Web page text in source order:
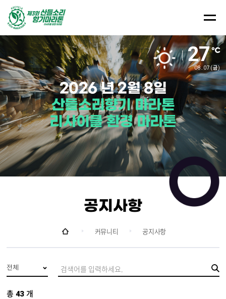
27
08.07(금)
2026 년 2월 8일
산들소리향기 마라톤
리사이클 환경 마라톤
공지사항
커뮤니티 공지사항
총 43개
검